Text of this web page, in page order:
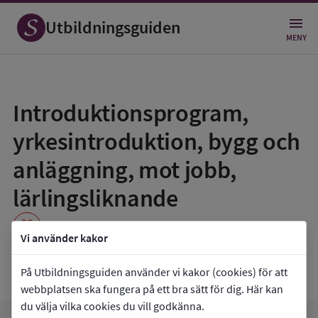
Vi använder kakor
På Utbildningsguiden använder vi kakor (cookies) för att
webbplatsen ska fungera på ett bra sätt för dig. Här kan
du välja vilka cookies du vill godkänna.
Utbildningsguiden MENY
Introduktionsprogram,
yrkesintroduktion, bygg och
anläggning, mot jobb,
lärlingsliknande
favorite
som
favorit